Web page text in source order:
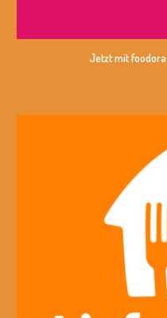
Jetzt mitfoodora